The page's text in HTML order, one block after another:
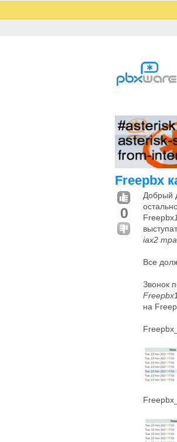
Freepbx
0
Добрый
Freepbx
iax2
Все
Звонок
Freepbx
на